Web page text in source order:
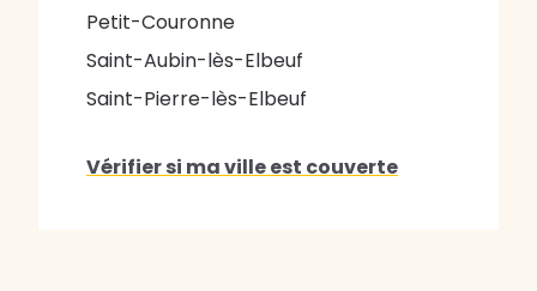
Petit-Couronne
Saint-Aubin-lès-Elbeuf
Saint-Pierre-lès-Elbeuf
Vérifier si ma ville est couverte